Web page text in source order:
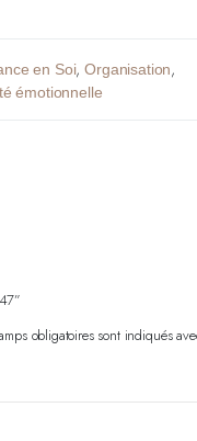
en Soi,Organisation,
émotionnelle
obligatoires sont indiqués